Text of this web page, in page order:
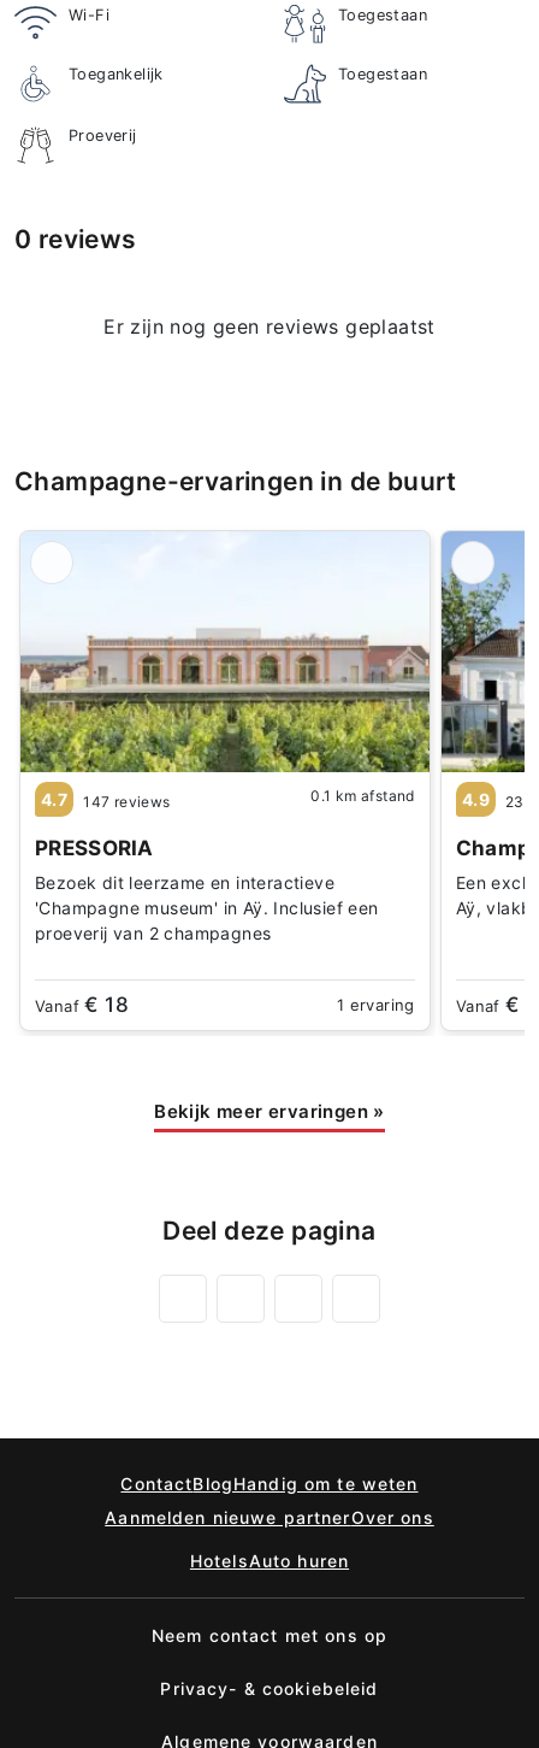
Wi-Fi Toegestaan
Toegankelijk Toegestaan
Proeverij
0 reviews
Er zijn nog geen reviews geplaatst
Champagne-ervaringen in de buurt
4.7 147 reviews 0.1 km afstand
PRESSORIA
Bezoek dit leerzame en interactieve
'Champagne museum' in Aÿ. Inclusief een
proeverij van 2 champagnes
Vanaf€ 18 1 ervaring
4.9 237
Een
Aÿ,
Vanaf€
Bekijk meer ervaringen »
Deel deze pagina
ContactBlogHandig om te weten
Aanmelden nieuwe partnerOver ons
HotelsAuto huren
Neem contact met ons op
Privacy- & cookiebeleid
Algemene voorwaarden